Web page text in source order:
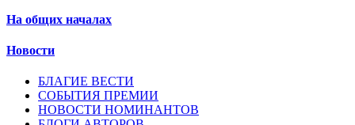
На общих началах
Новости
БЛАГИЕ ВЕСТИ
СОБЫТИЯ ПРЕМИИ
НОВОСТИ НОМИНАНТОВ